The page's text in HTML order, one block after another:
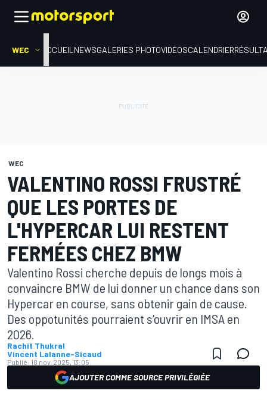
WEC ACCUEIL NEWSGALERIES PHOTOVIDÉOSCALENDRIER
WEC
VALENTINO ROSSI FRUSTRÉ
QUE LES PORTES DE
L'HYPERCAR LUI RESTENT
FERMÉES CHEZ BMW
Valentino Rossi cherche depuis de longs mois à
convaincre BMW de lui donner un chance dans son
Hypercar en course, sans obtenir gain de cause.
Des oppotunités pourraient s'ouvrir en IMSA en
2026.
Rachit Thukral
Vincent Lalanne-Sicaud
Publié: 18 nov. 2025, 13:05
AJOUTER COMME SOURCE PRIVILÉGIÉE